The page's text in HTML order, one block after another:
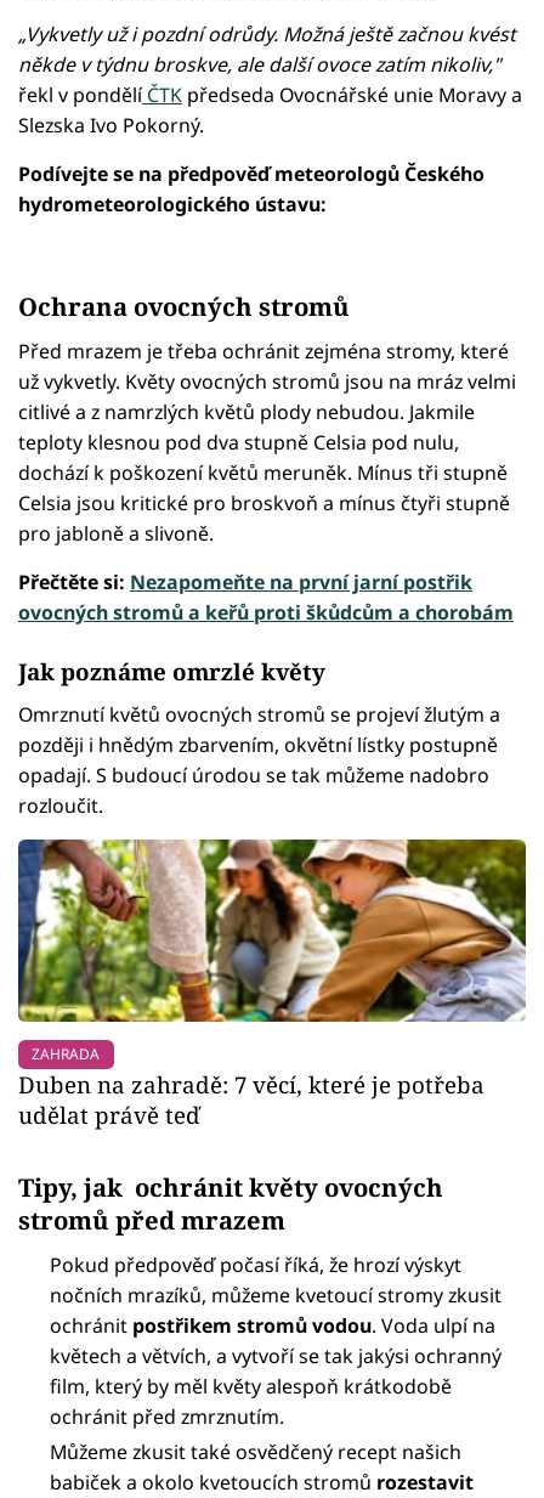
„Vykvetly už i pozdní odrůdy. Možná ještě začnou kvést
někde v týdnu broskve, ale další ovoce zatím nikoliv,"
řekl v pondělíČTK předseda Ovocnářské unie Moravy a
Slezska Ivo Pokorný.
Podívejte se na předpověď meteorologů Českého
hydrometeorologického ústavu:
Ochrana ovocných stromů
Před mrazem je třeba ochránit zejména stromy, které
už vykvetly. Květy ovocných stromů jsou na mráz velmi
citlivé a z namrzlých květů plody nebudou. Jakmile
teploty klesnou pod dva stupně Celsia pod nulu,
dochází k poškození květů meruněk. Mínus tři stupně
Celsia jsou kritické pro broskvoň a mínus čtyři stupně
pro jabloně a slivoně.
Přečtěte si: Nezapomeňte na první jarní postřik
ovocných stromů a keřů proti škůdcům a chorobám
Jak poznáme omrzlé květy
Omrznutí květů ovocných stromů se projeví žlutým a
později i hnědým zbarvením, okvětní lístky postupně
opadají. S budoucí úrodou se tak můžeme nadobro
rozloučit.
ZAHRADA
Duben na zahradě: 7 věcí, které je potřeba
udělat právě teď
Tipy, jak ochránit květy ovocných
stromů před mrazem
Pokud předpověď počasí říká, že hrozí výskyt
nočních mrazíků, můžeme kvetoucí stromy zkusit
ochránit postřikem stromů vodou. Voda ulpí na
květech a větvích, a vytvoří se tak jakýsi ochranný
film, který by měl květy alespoň krátkodobě
ochránit před zmrznutím.
Můžeme zkusit také osvědčený recept našich
babiček a okolo kvetoucích stromů rozestavit